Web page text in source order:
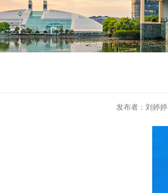
发布者：刘婷婷